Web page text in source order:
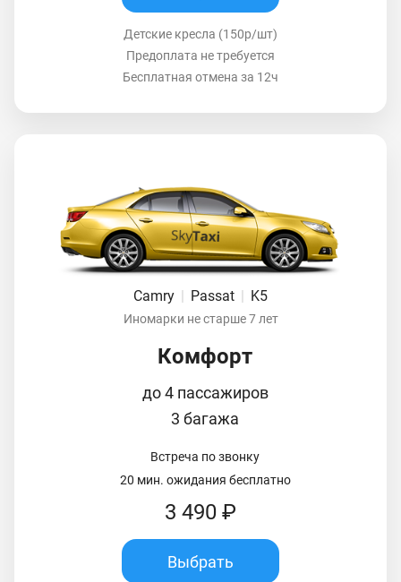
Детские кресла (150р/шт)
Предоплата не требуется
Бесплатная отмена за 12ч
Camry Passat K5
Иномарки не старше 7 лет
Комфорт
до 4 пассажиров
3 багажа
Встреча по звонку
20 мин. ожидания бесплатно
3 490 ₽
Выбрать